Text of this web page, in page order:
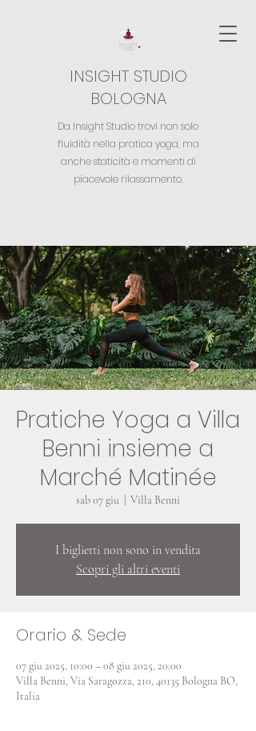
INSIGHT STUDIO
BOLOGNA
Da Insight Studio trovi non solo
fluidità nella pratica yoga, ma
anche staticità e momenti di
piacevole rilassamento.
Pratiche Yoga a Villa
Benni insieme a
Marché Matinée
sab 07 giu Villa Benni
I biglietti non sono in vendita
Scopri gli altri eventi
Orario & Sede
07 giu 2025, 10:00 – 08 giu 2025, 20:00
Villa Benni, Via Saragozza, 210, 40135 Bologna BO,
Italia